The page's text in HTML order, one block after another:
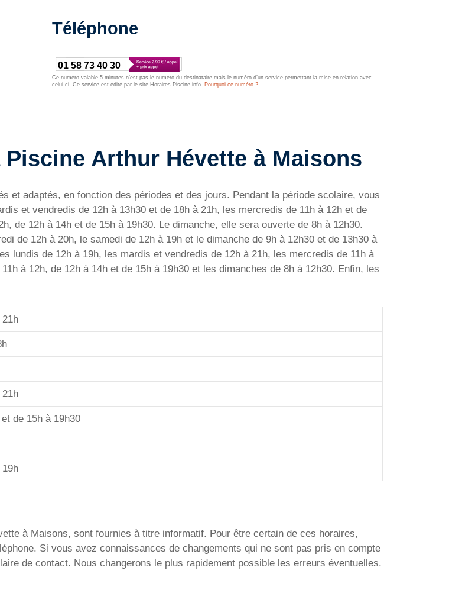
Téléphone
01 58 73 40 30
Ce numéro valable 5 minutes n’est pas le numéro du destinataire mais le numéro d’un service permettant la mise en relation avec
celui-ci. Ce service est édité par le site Horaires-Piscine.info. Pourquoi ce numéro ?
Arthur Hévette à Maisons
et adaptés, en fonction des périodes et des jours. Pendant la période scolaire, vous
et vendredis de 12h à 13h30 et de 18h à 21h, les mercredis de 11h à 12h et de
de 12h à 14h et de 15h à 19h30. Le dimanche, elle sera ouverte de 8h à 12h30.
de 12h à 20h, le samedi de 12h à 19h et le dimanche de 9h à 12h30 et de 13h30 à
lundis de 12h à 19h, les mardis et vendredis de 12h à 21h, les mercredis de 11h à
à 12h, de 12h à 14h et de 15h à 19h30 et les dimanches de 8h à 12h30. Enfin, les
de 15h à 19h30
à Maisons, sont fournies à titre informatif. Pour être certain de ces horaires,
Si vous avez connaissances de changements qui ne sont pas pris en compte
de contact. Nous changerons le plus rapidement possible les erreurs éventuelles.